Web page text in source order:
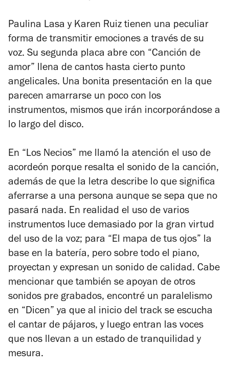
Paulina Lasa y Karen Ruiz tienen una peculiar
forma de transmitir emociones a través de su
voz. Su segunda placa abre con “Canción de
amor” llena de cantos hasta cierto punto
angelicales. Una bonita presentación en la que
parecen amarrarse un poco con los
instrumentos, mismos que irán incorporándose a
lo largo del disco.
En “Los Necios” me llamó la atención el uso de
acordeón porque resalta el sonido de la canción,
además de que la letra describe lo que significa
aferrarse a una persona aunque se sepa que no
pasará nada. En realidad el uso de varios
instrumentos luce demasiado por la gran virtud
del uso de la voz; para “El mapa de tus ojos” la
base en la batería, pero sobre todo el piano,
proyectan y expresan un sonido de calidad. Cabe
mencionar que también se apoyan de otros
sonidos pre grabados, encontré un paralelismo
en “Dicen” ya que al inicio del track se escucha
el cantar de pájaros, y luego entran las voces
que nos llevan a un estado de tranquilidad y
mesura.